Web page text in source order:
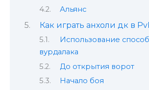
Альянс
Как играть анхоли дк в
Использование
вурдалака
До открытия ворот
Начало боя